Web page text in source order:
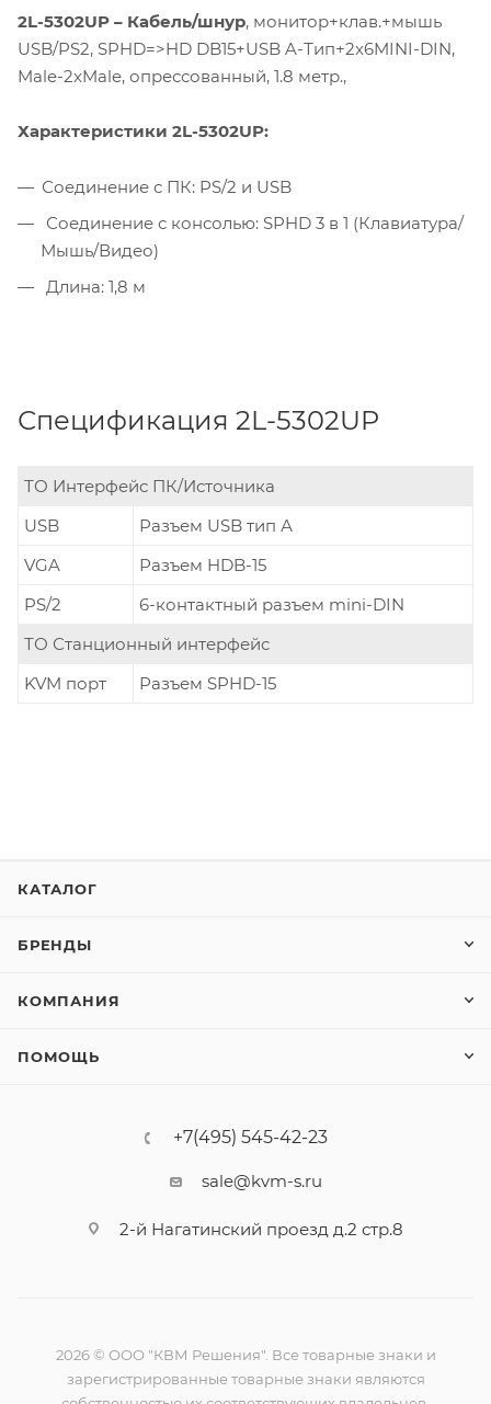
2L-5302UP – Кабель/шнур, монитор+клав.+мышь
USB/PS2, SPHD=>HD DB15+USB A-Тип+2x6MINI-DIN,
Male-2xMale, опрессованный, 1.8 метр.,
Характеристики 2L-5302UP:
Соединение с ПК: PS/2 и USB
Соединение с консолью: SPHD 3 в 1 (Клавиатура/
Мышь/Видео)
Длина: 1,8 м
Спецификация 2L-5302UP
ТО Интерфейс ПК/Источника
USB
Разъем USB тип А
VGA
Разъем HDB-15
PS/2
6-контактный разъем mini-DIN
ТО Станционный интерфейс
KVM порт
Разъем SPHD-15
КАТАЛОГ
БРЕНДЫ
КОМПАНИЯ
ПОМОЩЬ
+7(495) 545-42-23
sale@kvm-s.ru
2-й Нагатинский проезд д.2 стр.8
2026 © ООО "КВМ Решения". Все товарные знаки и
зарегистрированные товарные знаки являются